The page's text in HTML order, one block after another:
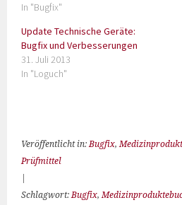
In "Bugfix"
Update Technische Geräte:
Bugfix und Verbesserungen
31. Juli 2013
In "Loguch"
Veröffentlicht in:Bugfix,
Prüfmittel
Schlagwort:Bugfix,